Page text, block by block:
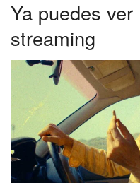
Ya puedes ver
streaming